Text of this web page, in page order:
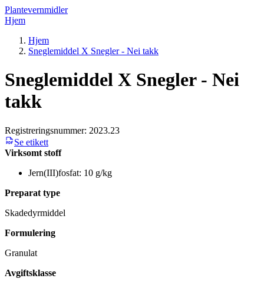
Plantevernmidler
Hjem
Hjem
Sneglemiddel X Snegler - Nei takk
Sneglemiddel X Snegler - Nei
takk
Registreringsnummer: 2023.23
Se etikett
Virksomt stoff
Jern(III)fosfat: 10 g/kg
Preparat type
Skadedyrmiddel
Formulering
Granulat
Avgiftsklasse